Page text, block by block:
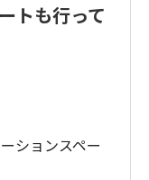
トも行って
ションスペー